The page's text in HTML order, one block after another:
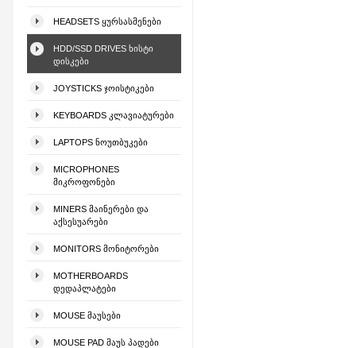
HEADSETS ᲧᲣᲠᲡᲐᲡᲛᲔᲜᲔᲑᲘ
HDD/SSD DRIVES ᲮᲘᲡᲢᲘ
ᲓᲘᲡᲙᲔᲑᲘ
JOYSTICKS ᲯᲝᲘᲡᲢᲘᲙᲔᲑᲘ
KEYBOARDS ᲙᲚᲐᲕᲘᲐᲢᲣᲠᲔᲑᲘ
LAPTOPS ᲜᲝᲣᲗᲑᲣᲙᲔᲑᲘ
MICROPHONES
ᲛᲘᲙᲠᲝᲤᲝᲜᲔᲑᲘ
MINERS ᲛᲐᲘᲜᲔᲠᲔᲑᲘ ᲓᲐ
ᲐᲥᲡᲔᲡᲣᲐᲠᲔᲑᲘ
MONITORS ᲛᲝᲜᲘᲢᲝᲠᲔᲑᲘ
MOTHERBOARDS
ᲓᲔᲓᲐᲞᲚᲐᲢᲔᲑᲘ
MOUSE ᲛᲐᲣᲡᲔᲑᲘ
MOUSE PAD ᲛᲐᲣᲡ ᲞᲐᲓᲔᲑᲘ